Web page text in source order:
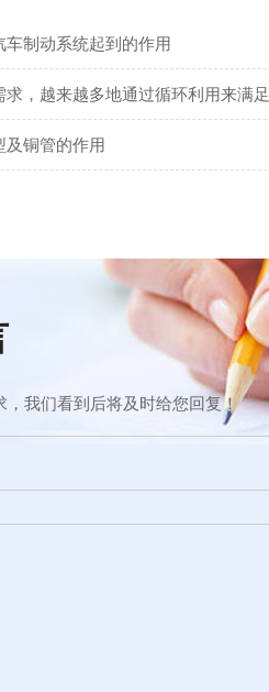
车制动系统起到的作用
求，越来越多地通过循环利用来满足
及铜管的作用
我们看到后将及时给您回复！